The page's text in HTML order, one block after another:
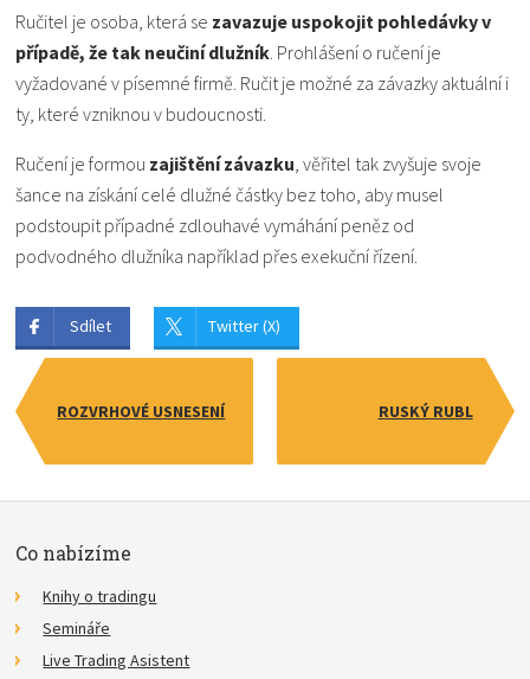
Ručitel je osoba, která se zavazuje uspokojit pohledávky v
případě, že tak neučiní dlužník . Prohlášení o ručení je
vyžadované v písemné firmě. Ručit je možné za závazky aktuální i
ty, které vzniknou v budoucnosti.
Ručení je formou zajištění závazku , věřitel tak zvyšuje svoje
šance na získání celé dlužné částky bez toho, aby musel
podstoupit případné zdlouhavé vymáhání peněz od
podvodného dlužníka například přes exekuční řízení.
Sdílet Twitter (X)
ROZVRHOVÉ USNESENÍ RUSKÝ RUBL
Co nabízíme
Knihy o tradingu
Semináře
Live Trading Asistent